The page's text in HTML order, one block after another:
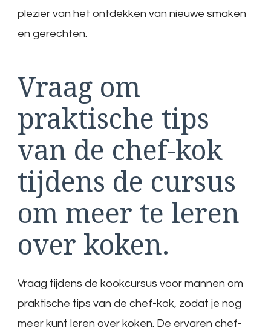
plezier van het ontdekken van nieuwe smaken
en gerechten.
Vraag om
praktische tips
van de chef-kok
tijdens de cursus
om meer te leren
over koken.
Vraag tijdens de kookcursus voor mannen om
praktische tips van de chef-kok, zodat je nog
meer kunt leren over koken. De ervaren chef-